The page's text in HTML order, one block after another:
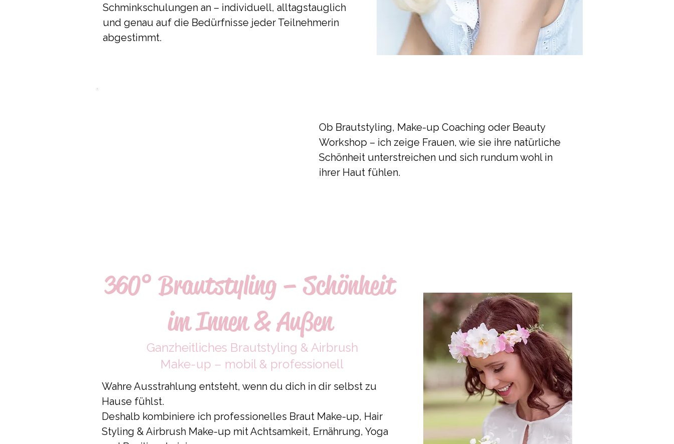
Schminkschulungen an – individuell, alltagstauglich
und genau auf die Bedürfnisse jeder Teilnehmerin
abgestimmt.
Ob Brautstyling, Make-up Coaching oder Beauty
Workshop – ich zeige Frauen, wie sie ihre natürliche
Schönheit unterstreichen und sich rundum wohl in
ihrer Haut fühlen.
360° Brautstyling – Schönheit
im Innen & Außen
Wahre Ausstrahlung entsteht, wenn du dich in dir selbst zu
Hause fühlst.
Deshalb kombiniere ich professionelles Braut Make-up, Hair
Styling & Airbrush Make-up mit Achtsamkeit, Ernährung, Yoga
Ganzheitliches Brautstyling & Airbrush
Make-up – mobil & professionell